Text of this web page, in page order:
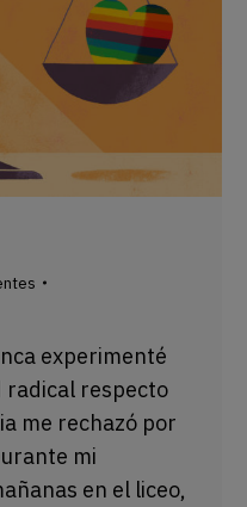
experimenté
radical respecto
me rechazó por
mi
en el liceo,